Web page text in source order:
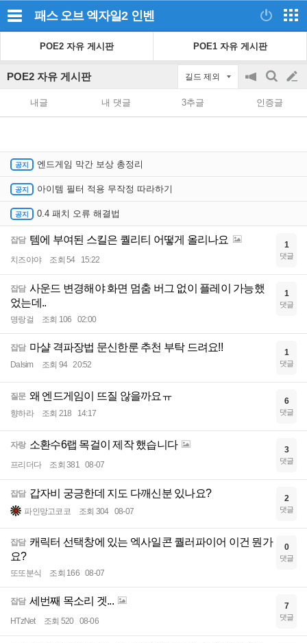
패스 오브 엑자일2 인벤
POE2 자유 게시판 POE1 자유 게시판
POE2 자유 게시판 길드 제외
공
on/off
검
색
글
쓰
내글 내 댓글 3추글 인증글
엔드게임 막간 보상 총정리
아이템 필터 적용 무작정 따라하기
0.4 패치 오류 해결법
잡담 템에 부여된 스킬은 퀄리티 어떻게 올리나요
치즈야야 조회 54 15:22
1
댓글
잡담 사운드 변경해야 화면 멈춤 버그 없이 플레이 가능했
었는데..
명랑걸 조회 106 02:00
1
댓글
잡담 마샬 격파장법 문신한룬 추천 부탁 드려요!!
Dalsim 조회 94 20:52
1
댓글
질문 왜 엔드게임이 뜨질 않을까요ㅠ
향하라 조회 218 14:17
6
댓글
자랑 소환수6랩 목걸이 제작 했습니다
프리더다 조회 381 08-07
3
댓글
잡담 갑자비 궁긍한데 지도 다깨신분 있나요?
파인망고코코 조회 304 08-07
2
댓글
잡담 캐릭터 선택창에 있는 엑사일콘 퀄러파이어 이건 뭔가
요?
또또분식 조회 166 08-07
0
댓글
잡담 세번째 목소리 겟...
HTzNet 조회 520 08-06
7
댓글